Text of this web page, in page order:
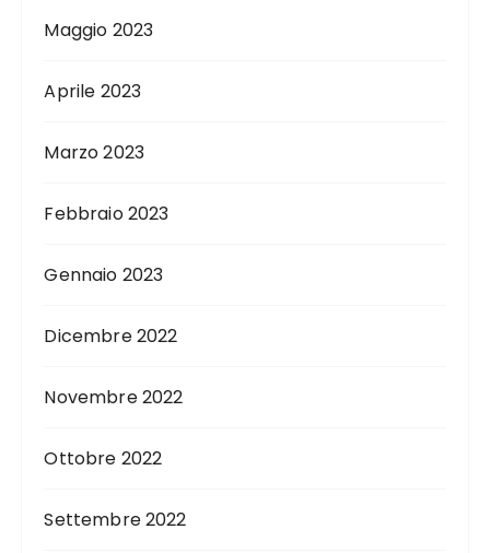
Maggio 2023
Aprile 2023
Marzo 2023
Febbraio 2023
Gennaio 2023
Dicembre 2022
Novembre 2022
Ottobre 2022
Settembre 2022